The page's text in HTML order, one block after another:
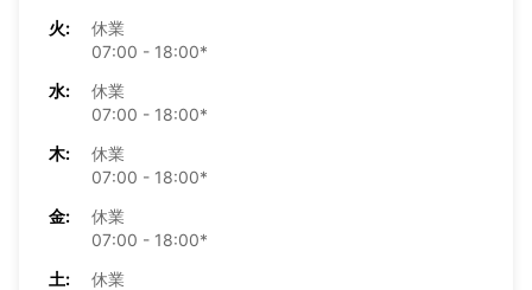
火:
休業
07:00 - 18:00*
水:
休業
07:00 - 18:00*
木:
休業
07:00 - 18:00*
金:
休業
07:00 - 18:00*
土:
休業